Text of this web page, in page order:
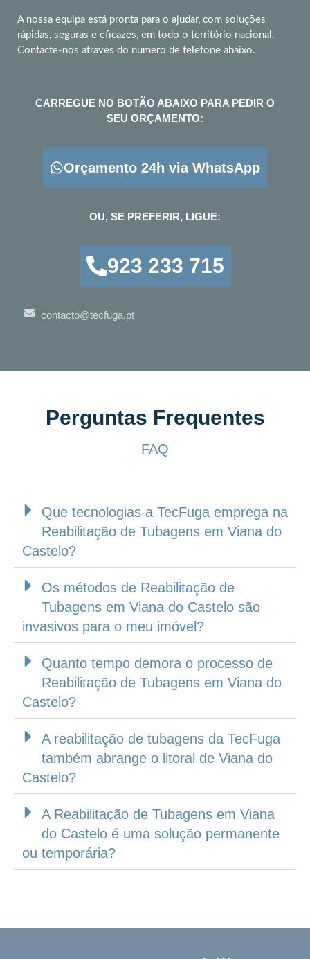
A nossa equipa está pronta para o ajudar, com soluções
rápidas, seguras e eficazes, em todo o território nacional.
Contacte-nos através do número de telefone abaixo.
CARREGUE NO BOTÃO ABAIXO PARA PEDIR O
SEU ORÇAMENTO:
Orçamento 24h via WhatsApp
OU, SE PREFERIR, LIGUE:
923 233 715
contacto@tecfuga.pt
Perguntas Frequentes
FAQ
Que tecnologias a TecFuga emprega na
Reabilitação de Tubagens em Viana do
Castelo?
Os métodos de Reabilitação de
Tubagens em Viana do Castelo são
invasivos para o meu imóvel?
Quanto tempo demora o processo de
Reabilitação de Tubagens em Viana do
Castelo?
A reabilitação de tubagens da TecFuga
também abrange o litoral de Viana do
Castelo?
A Reabilitação de Tubagens em Viana
do Castelo é uma solução permanente
ou temporária?